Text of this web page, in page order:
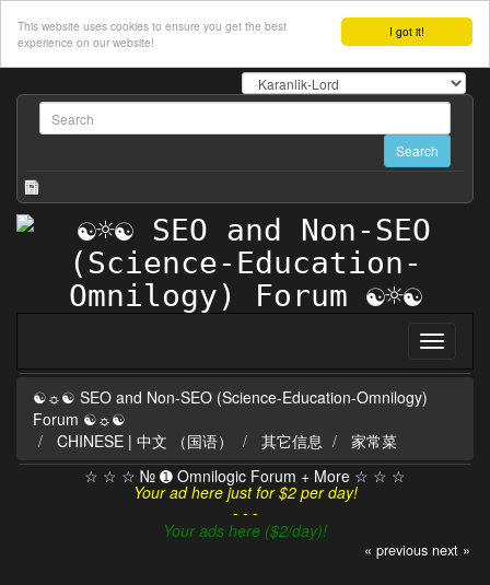
I got it!
This website uses cookies to ensure you get the best
experience on our website!
☯☼☯ SEO and Non-SEO (Science-Education-Omnilogy)
Forum ☯☼☯
CHINESE | 中文 （国语）
其它信息
家常菜
☆ ☆ ☆ № ➊ Omnilogic Forum + More ☆ ☆ ☆
Your ad here just for $2 per day!
- - -
Your ads here ($2/day)!
« previous next »